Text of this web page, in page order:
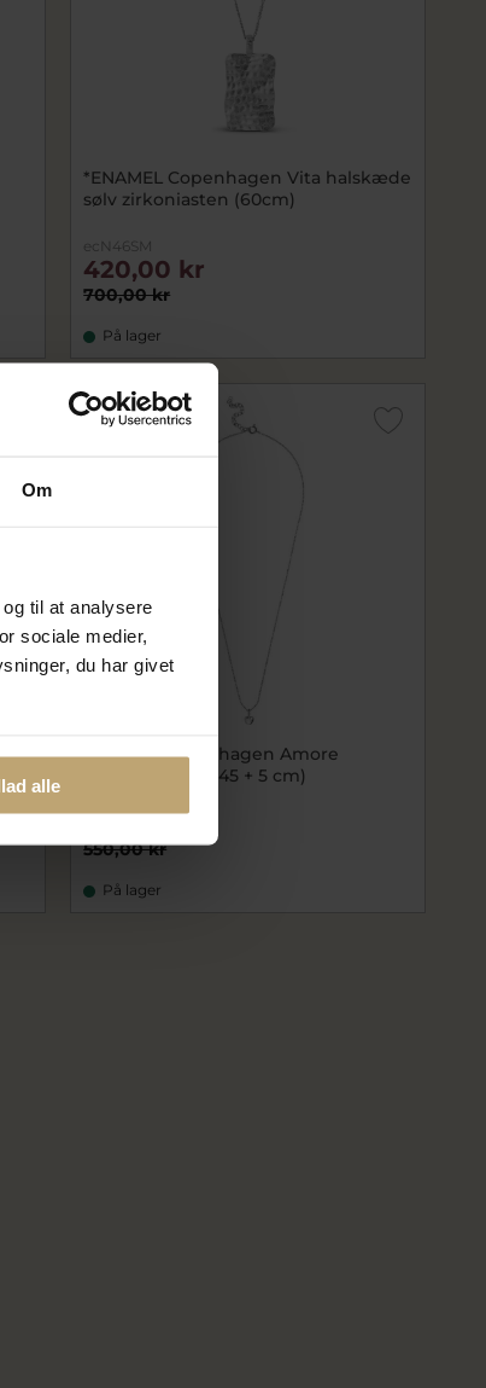
Om
til at analysere
sociale medier,
du har givet
alle
*ENAMEL Copenhagen Vita halskæde
sølv zirkoniasten (60cm)
ecN46SM
700,00 kr
420,00 kr
På lager
SALE
ENAMEL Copenhagen Amore
halskæde sølv (45 + 5 cm)
550,00 kr
440,00 kr
På lager